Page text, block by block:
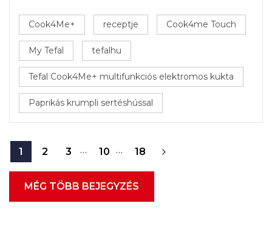
Cook4Me+ receptje Cook4me Touch
My Tefal tefalhu
Tefal Cook4Me+ multifunkciós elektromos kukta
Paprikás krumpli sertéshússal
1 2 3 … 10 … 18
MÉG TÖBB BEJEGYZÉS